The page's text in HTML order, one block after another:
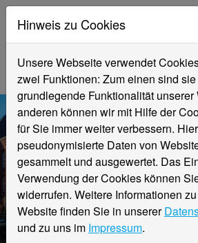
Alle Meldungen
Hinweis zu Cookies
Unsere Webseite verwendet
zwei Funktionen: Zum einen sind
grundlegende Funktionalität unserer
anderen können wir mit Hilfe der
für Sie immer weiter verbessern.
pseudonymisierte Daten von
gesammelt und ausgewertet. Das
Verwendung der Cookies können
widerrufen. Weitere Informationen
Website finden Sie in unserer
und zu uns im Impressum.